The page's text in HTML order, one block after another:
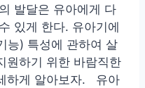
발달은 유아에게 다
있게 한다. 유아기에
능) 특성에 관하여 살
원하기 위한 바람직한
하게 알아보자. 유아